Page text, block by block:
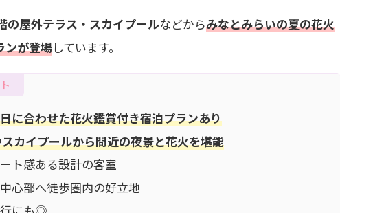
の屋外テラス・スカイプールなどからみなとみらいの夏の花火
ンが登場しています。
に合わせた花火鑑賞付き宿泊プランあり
カイプールから間近の夜景と花火を堪能
ト感ある設計の客室
心部へ徒歩圏内の好立地